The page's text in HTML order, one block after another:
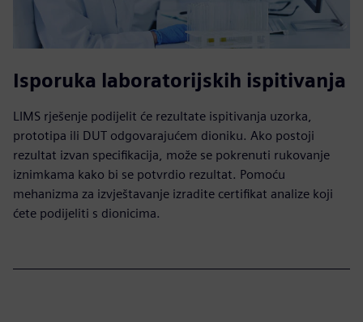
Isporuka laboratorijskih ispitivanja
LIMS rješenje podijelit će rezultate ispitivanja uzorka,
prototipa ili DUT odgovarajućem dioniku. Ako postoji
rezultat izvan specifikacija, može se pokrenuti rukovanje
iznimkama kako bi se potvrdio rezultat. Pomoću
mehanizma za izvještavanje izradite certifikat analize koji
ćete podijeliti s dionicima.